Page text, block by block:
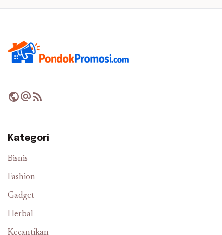
publicalternate_emailrss_feed
Kategori
Bisnis
Fashion
Gadget
Herbal
Kecantikan